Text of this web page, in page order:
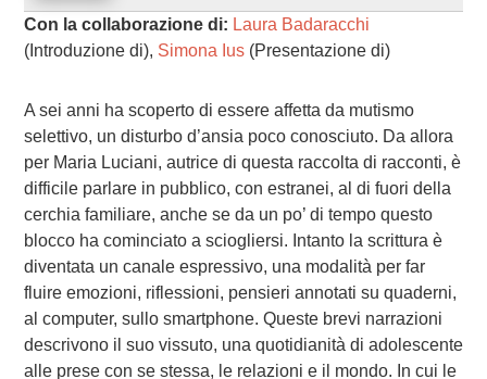
Con la collaborazione di: Laura Badaracchi
(Introduzione di), Simona Ius(Presentazione di)
A sei anni ha scoperto di essere affetta da mutismo
selettivo, un disturbo d’ansia poco conosciuto. Da allora
per Maria Luciani, autrice di questa raccolta di racconti, è
difficile parlare in pubblico, con estranei, al di fuori della
cerchia familiare, anche se da un po’ di tempo questo
blocco ha cominciato a sciogliersi. Intanto la scrittura è
diventata un canale espressivo, una modalità per far
fluire emozioni, riflessioni, pensieri annotati su quaderni,
al computer, sullo smartphone. Queste brevi narrazioni
descrivono il suo vissuto, una quotidianità di adolescente
alle prese con se stessa, le relazioni e il mondo. In cui le